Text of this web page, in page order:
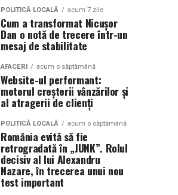
POLITICĂ LOCALĂ acum 7 zile
Cum a transformat Nicușor
Dan o notă de trecere într-un
mesaj de stabilitate
AFACERI acum o săptămână
Website-ul performant:
motorul creșterii vânzărilor și
al atragerii de clienți
POLITICĂ LOCALĂ acum o săptămână
România evită să fie
retrogradată în „JUNK”. Rolul
decisiv al lui Alexandru
Nazare, în trecerea unui nou
test important